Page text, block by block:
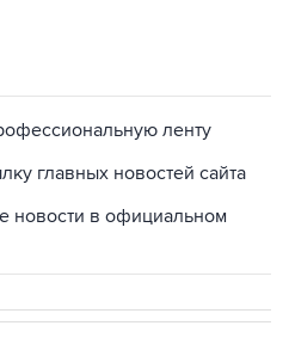
ленту
главных новостей сайта
новости в официальном